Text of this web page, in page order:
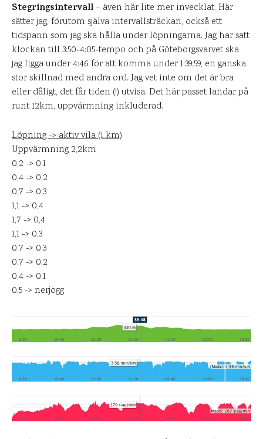
Stegringsintervall– även här lite mer invecklat. Här
sätter jag, förutom själva intervallsträckan, också ett
tidspann som jag ska hålla under löpningarna. Jag har satt
klockan till 3:50-4:05-tempo och på Göteborgsvarvet ska
jag ligga under 4:46 för att komma under 1:39:59, en ganska
stor skillnad med andra ord. Jag vet inte om det är bra
eller dåligt, det får tiden (!) utvisa. Det här passet landar på
runt 12km, uppvärmning inkluderad.
Löpning -> aktiv vila (i km)
Uppvärmning 2,2km
0,2 -> 0,1
0,4 -> 0,2
0,7 -> 0,3
1,1 -> 0,4
1,7 -> 0,4
1,1 -> 0,3
0,7 -> 0,3
0,7 -> 0,2
0,4 -> 0,1
0,5 -> nerjogg